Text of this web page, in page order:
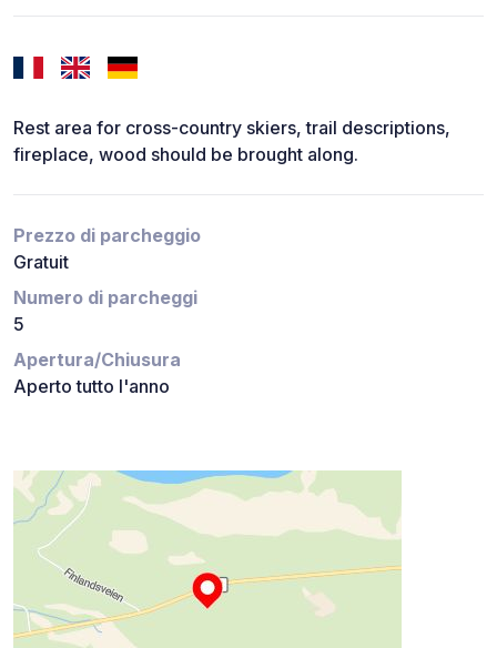
Rest area for cross-country skiers, trail descriptions,
fireplace, wood should be brought along.
Prezzo di parcheggio
Gratuit
Numero di parcheggi
5
Apertura/Chiusura
Aperto tutto l'anno